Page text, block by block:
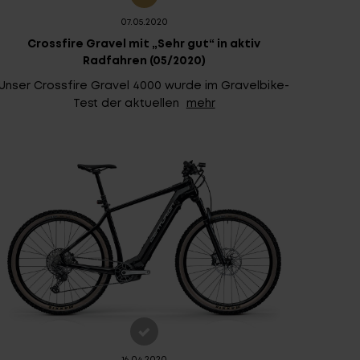
07.05.2020
Crossfire Gravel mit „Sehr gut“ in aktiv
Radfahren (05/2020)
Crossfire Gravel 4000 wurde im Gravelbike-
Test der aktuellen
mehr